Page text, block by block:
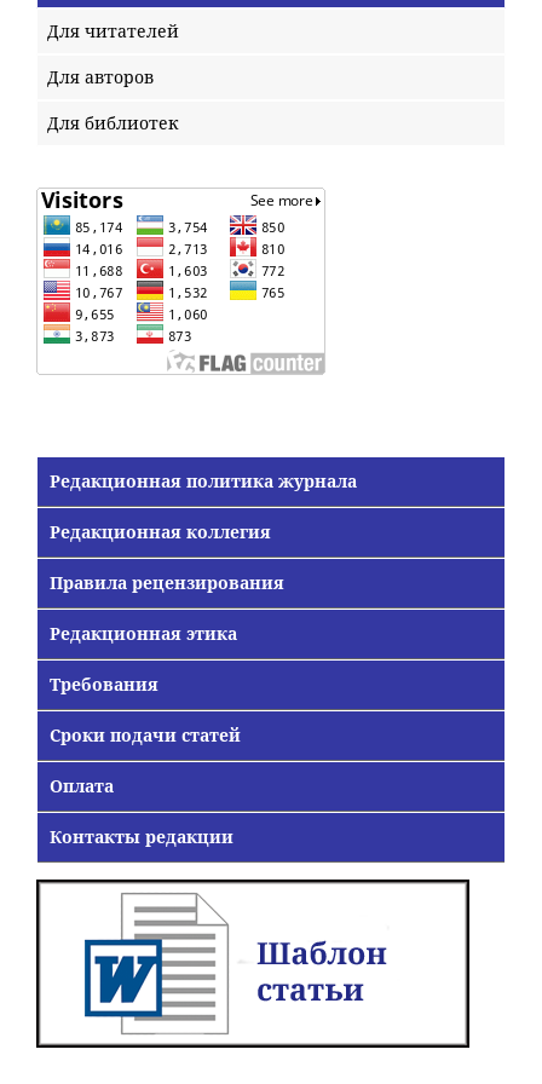
Для читателей
Для авторов
Для библиотек
Редакционная политика журнала
Редакционная коллегия
Правила рецензирования
Редакционная этика
Требования
Сроки подачи статей
Оплата
Контакты редакции